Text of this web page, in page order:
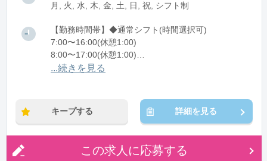
月, 火, 水, 木, 金, 土, 日, 祝, シフト制
【勤務時間帯】◆通常シフト(時間選択可)
7:00〜16:00(休憩1:00)
8:00〜17:00(休憩1:00)
12:00〜21:00(休憩1:00)
...続きを見る
キープする 詳細を見る
この求人に応募する